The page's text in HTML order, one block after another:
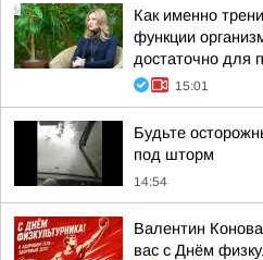
Как именно
функции
достаточно для
15:01
Будьте
под шторм
14:54
Валентин
вас с Днём